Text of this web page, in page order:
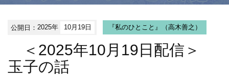
公開日：2025年 10月19日 『私のひとこと』（高木善之）
＜2025年10月19日配信＞
玉子の話